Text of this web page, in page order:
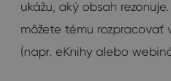
ukážu, aký obsah
môžete tému rozpracovať
(napr. eKnihy alebo